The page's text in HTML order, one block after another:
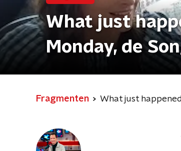
What just
Monday, de
Fragmenten What just